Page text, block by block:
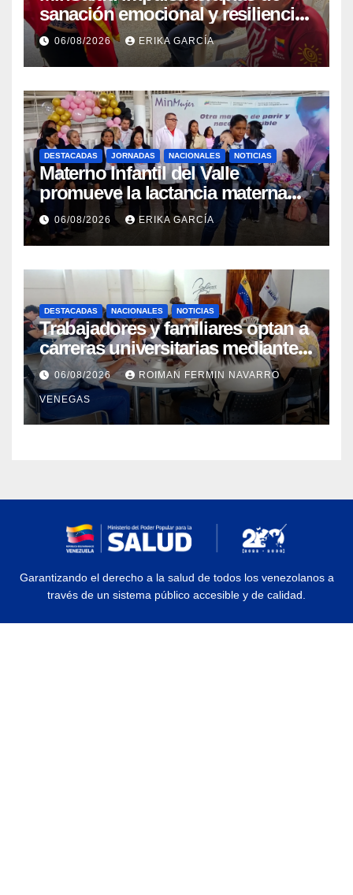
sanación emocional y resiliencia
post-sismo junto a comunidades
indígenas en Caracas
06/08/2026 ERIKA GARCÍA
DESTACADAS JORNADAS NACIONALES NOTICIAS
Materno Infantil del Valle
promueve la lactancia materna
como un inicio sostenible para la
vida
06/08/2026 ERIKA GARCÍA
DESTACADAS NACIONALES NOTICIAS
Trabajadores y familiares optan a
carreras universitarias mediante
convenio entre MinSalud y la
UCV
06/08/2026 ROIMAN FERMIN NAVARRO
VENEGAS
Garantizando el derecho a la salud de todos los venezolanos a
través de un sistema público accesible y de calidad.